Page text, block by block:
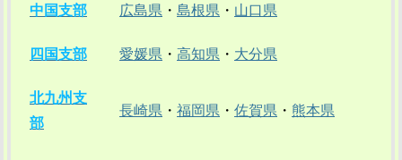
中国支部 広島県 ・ 島根県 ・ 山口県
四国支部 愛媛県 ・ 高知県 ・ 大分県
北九州支
部
長崎県 ・ 福岡県 ・ 佐賀県 ・ 熊本県